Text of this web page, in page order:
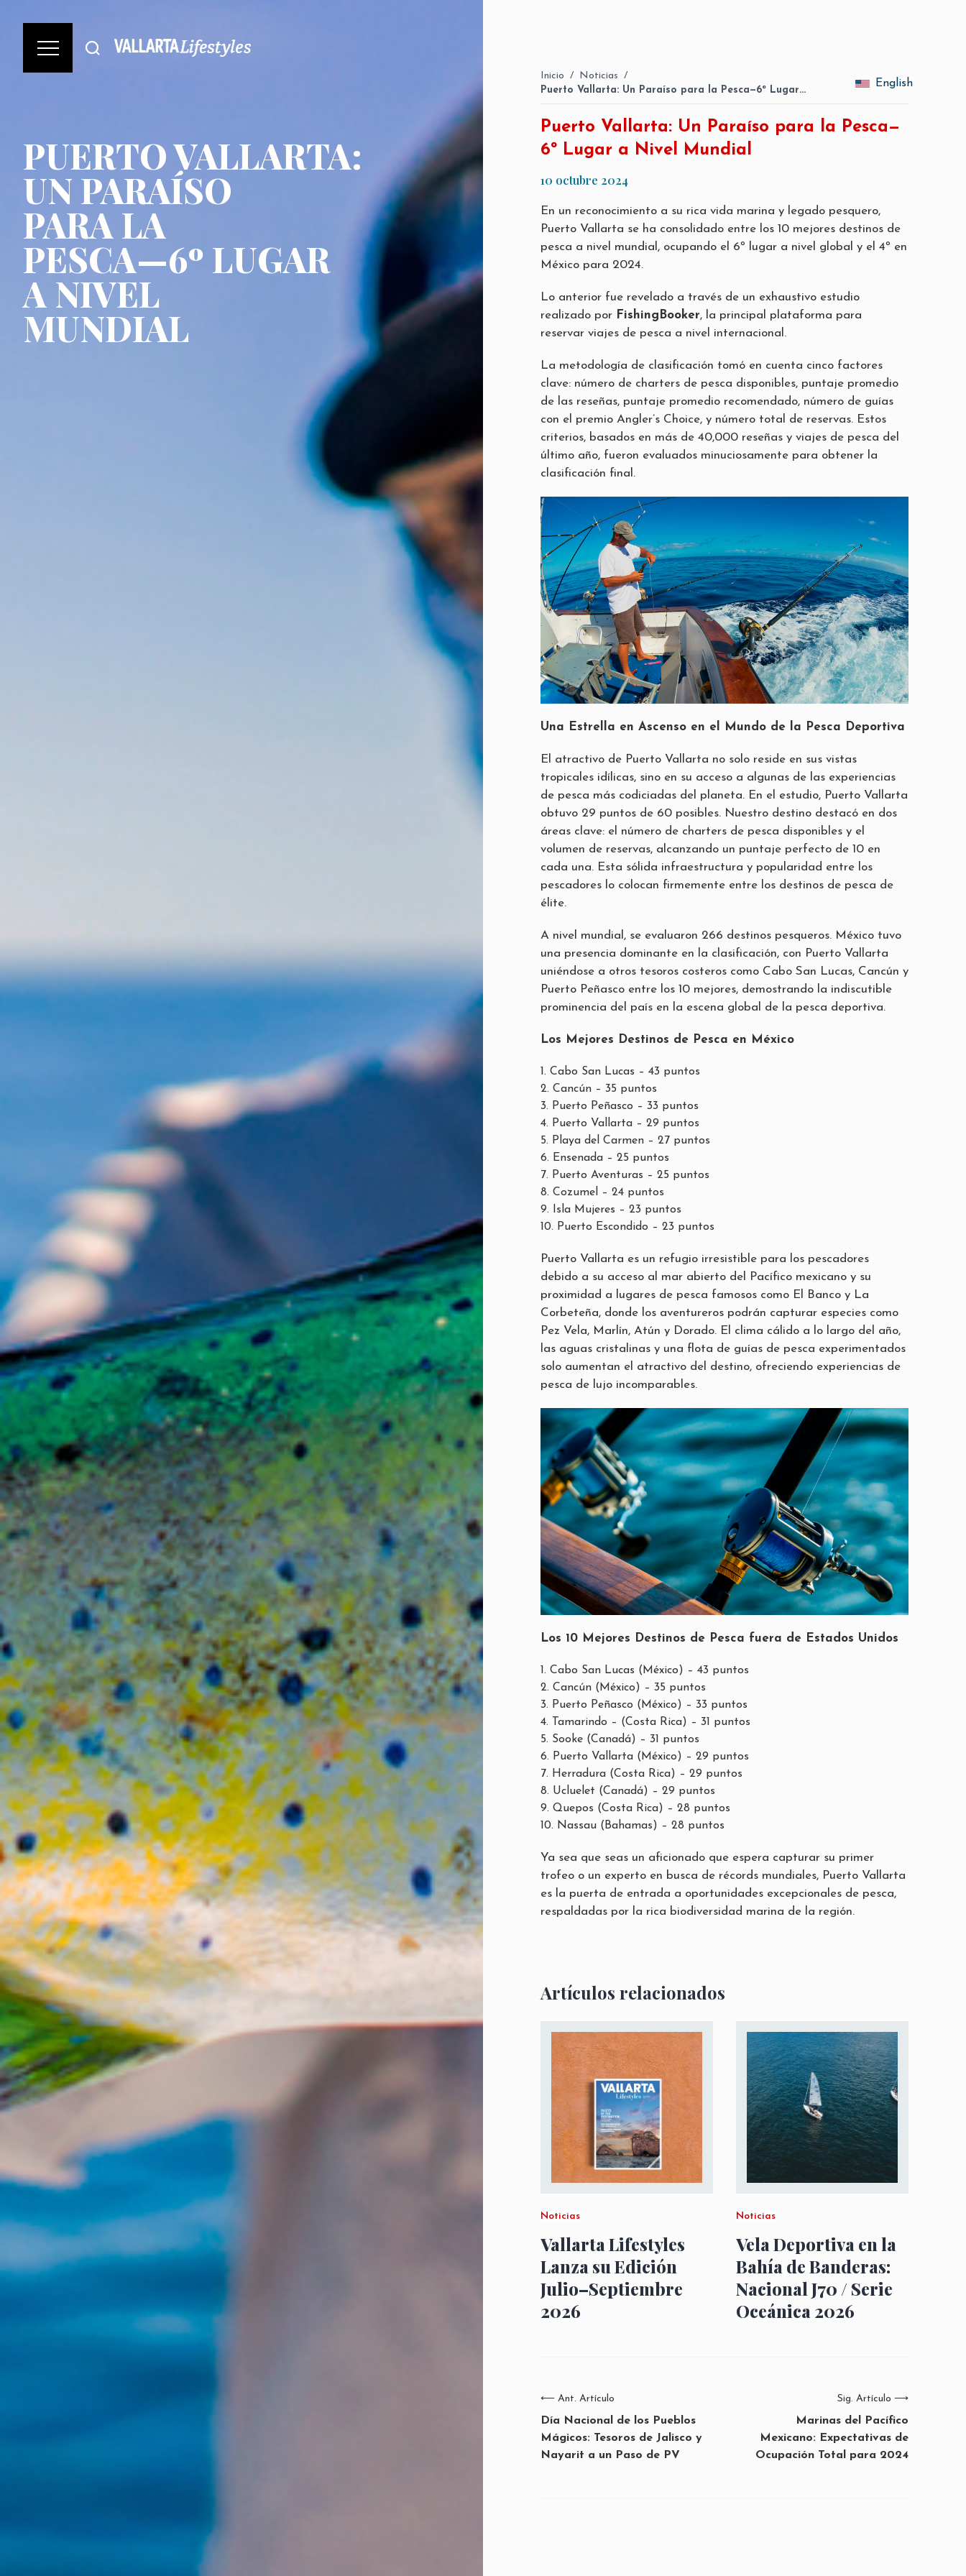
PUERTO VALLARTA:
UN PARAÍSO
PARA LA
PESCA—6º LUGAR
A NIVEL
MUNDIAL
Inicio / Noticias /
Puerto Vallarta: Un Paraíso para la Pesca—6º Lugar…
English
Puerto Vallarta: Un Paraíso para la Pesca—
6º Lugar a Nivel Mundial
10 octubre 2024
En un reconocimiento a su rica vida marina y legado pesquero,
Puerto Vallarta se ha consolidado entre los 10 mejores destinos de
pesca a nivel mundial, ocupando el 6º lugar a nivel global y el 4º en
México para 2024.
Lo anterior fue revelado a través de un exhaustivo estudio
realizado por FishingBooker, la principal plataforma para
reservar viajes de pesca a nivel internacional.
La metodología de clasificación tomó en cuenta cinco factores
clave: número de charters de pesca disponibles, puntaje promedio
de las reseñas, puntaje promedio recomendado, número de guías
con el premio Angler’s Choice, y número total de reservas. Estos
criterios, basados en más de 40,000 reseñas y viajes de pesca del
último año, fueron evaluados minuciosamente para obtener la
clasificación final.
Una Estrella en Ascenso en el Mundo de la Pesca Deportiva
El atractivo de Puerto Vallarta no solo reside en sus vistas
tropicales idílicas, sino en su acceso a algunas de las experiencias
de pesca más codiciadas del planeta. En el estudio, Puerto Vallarta
obtuvo 29 puntos de 60 posibles. Nuestro destino destacó en dos
áreas clave: el número de charters de pesca disponibles y el
volumen de reservas, alcanzando un puntaje perfecto de 10 en
cada una. Esta sólida infraestructura y popularidad entre los
pescadores lo colocan firmemente entre los destinos de pesca de
élite.
A nivel mundial, se evaluaron 266 destinos pesqueros. México tuvo
una presencia dominante en la clasificación, con Puerto Vallarta
uniéndose a otros tesoros costeros como Cabo San Lucas, Cancún y
Puerto Peñasco entre los 10 mejores, demostrando la indiscutible
prominencia del país en la escena global de la pesca deportiva.
Los Mejores Destinos de Pesca en México
Cabo San Lucas – 43 puntos
Cancún – 35 puntos
Puerto Peñasco – 33 puntos
Puerto Vallarta – 29 puntos
Playa del Carmen – 27 puntos
Ensenada – 25 puntos
Puerto Aventuras – 25 puntos
Cozumel – 24 puntos
Isla Mujeres – 23 puntos
Puerto Escondido – 23 puntos
Puerto Vallarta es un refugio irresistible para los pescadores
debido a su acceso al mar abierto del Pacífico mexicano y su
proximidad a lugares de pesca famosos como El Banco y La
Corbeteña, donde los aventureros podrán capturar especies como
Pez Vela, Marlín, Atún y Dorado. El clima cálido a lo largo del año,
las aguas cristalinas y una flota de guías de pesca experimentados
solo aumentan el atractivo del destino, ofreciendo experiencias de
pesca de lujo incomparables.
Los 10 Mejores Destinos de Pesca fuera de Estados Unidos
Cabo San Lucas (México) – 43 puntos
Cancún (México) – 35 puntos
Puerto Peñasco (México) – 33 puntos
Tamarindo – (Costa Rica) – 31 puntos
Sooke (Canadá) – 31 puntos
Puerto Vallarta (México) – 29 puntos
Herradura (Costa Rica) – 29 puntos
Ucluelet (Canadá) – 29 puntos
Quepos (Costa Rica) – 28 puntos
Nassau (Bahamas) – 28 puntos
Ya sea que seas un aficionado que espera capturar su primer
trofeo o un experto en busca de récords mundiales, Puerto Vallarta
es la puerta de entrada a oportunidades excepcionales de pesca,
respaldadas por la rica biodiversidad marina de la región.
Artículos relacionados
Noticias
Vallarta Lifestyles
Lanza su Edición
Julio–Septiembre
2026
Noticias
Vela Deportiva en la
Bahía de Banderas:
Nacional J70 / Serie
Oceánica 2026
⟵ Ant. Artículo
Día Nacional de los Pueblos
Mágicos: Tesoros de Jalisco y
Nayarit a un Paso de PV
Sig. Artículo ⟶
Marinas del Pacífico
Mexicano: Expectativas de
Ocupación Total para 2024